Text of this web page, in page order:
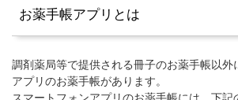
お薬手帳アプリとは
調剤薬局等で提供される冊子のお薬手帳以外
アプリのお薬手帳があります。